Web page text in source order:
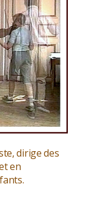
dirige des
en